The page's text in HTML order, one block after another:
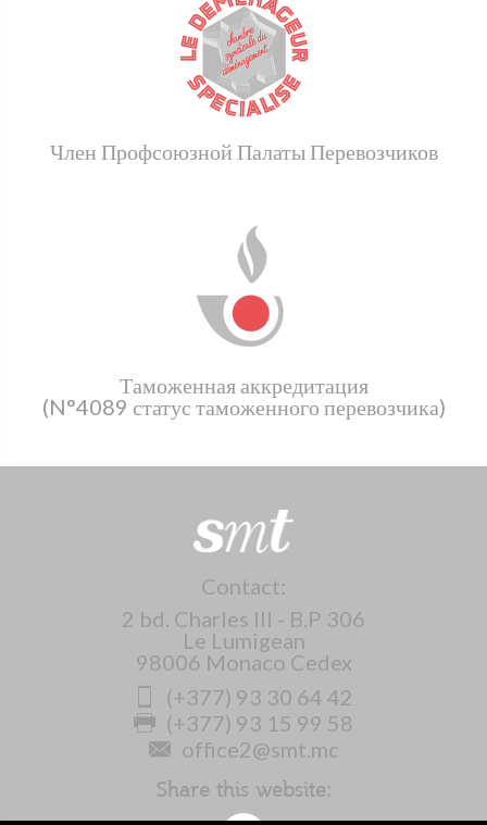
Член Профсоюзной Палаты Перевозчиков
Таможенная аккредитация
(N°4089 статус таможенного перевозчика)
Contact:
2 bd. Charles III - B.P 306
Le Lumigean
98006 Monaco Cedex
(+377) 93 30 64 42
(+377) 93 15 99 58
office2@smt.mc
Share this website: